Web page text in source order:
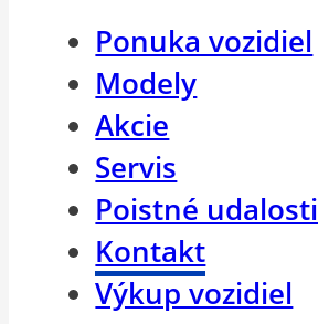
Ponuka vozidiel
Modely
Akcie
Servis
Poistné udalosti
Kontakt
Výkup vozidiel